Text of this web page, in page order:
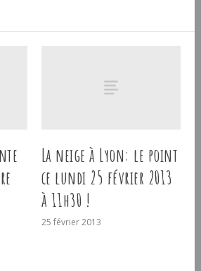
La neige à Lyon: le point
ce lundi 25 février 2013
à 11h30 !
25 février 2013